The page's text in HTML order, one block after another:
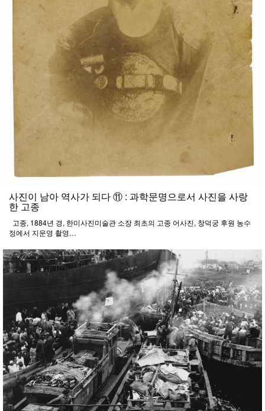
사진이 남아 역사가 되다 ⑪ : 과학문명으로서 사진을 사랑
한 고종
고종, 1884년 경, 한미사진미술관 소장 최초의 고종 어사진, 창덕궁 후원 농수
정에서 지운영 촬영…